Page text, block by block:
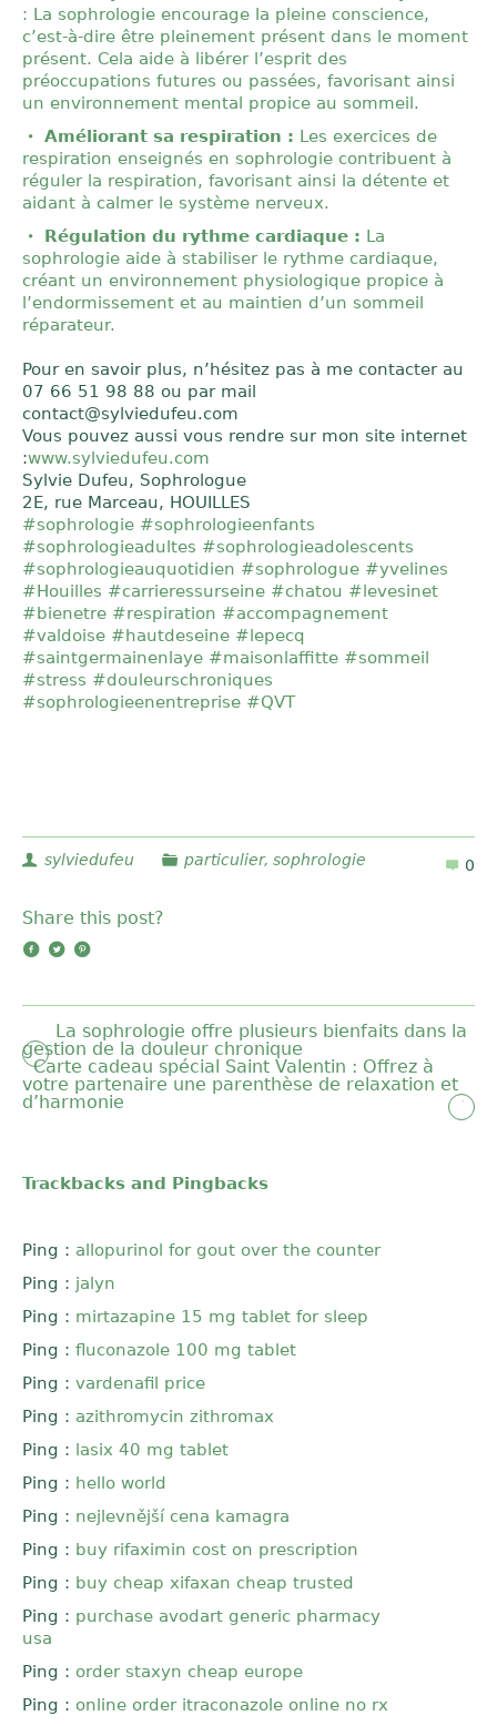
: La sophrologie encourage la pleine conscience,
c’est-à-dire être pleinement présent dans le moment
présent. Cela aide à libérer l’esprit des
préoccupations futures ou passées, favorisant ainsi
un environnement mental propice au sommeil.
Améliorant sa respiration : Les exercices de
respiration enseignés en sophrologie contribuent à
réguler la respiration, favorisant ainsi la détente et
aidant à calmer le système nerveux.
Régulation du rythme cardiaque : La
sophrologie aide à stabiliser le rythme cardiaque,
créant un environnement physiologique propice à
l’endormissement et au maintien d’un sommeil
réparateur.
Pour en savoir plus, n’hésitez pas à me contacter au
07 66 51 98 88 ou par mail
contact@sylviedufeu.com
Vous pouvez aussi vous rendre sur mon site internet
:www.sylviedufeu.com
Sylvie Dufeu, Sophrologue
2E, rue Marceau, HOUILLES
#sophrologie #sophrologieenfants
#sophrologieadultes #sophrologieadolescents
#sophrologieauquotidien #sophrologue #yvelines
#Houilles #carrieressurseine #chatou #levesinet
#bienetre #respiration #accompagnement
#valdoise #hautdeseine #lepecq
#saintgermainenlaye #maisonlaffitte #sommeil
#stress #douleurschroniques
#sophrologieenentreprise #QVT
0
sylviedufeu particulier, sophrologie
Share this post?
La sophrologie offre plusieurs bienfaits dans la
gestion de la douleur chronique
Carte cadeau spécial Saint Valentin : Offrez à
votre partenaire une parenthèse de relaxation et
d’harmonie
Trackbacks and Pingbacks
Ping : allopurinol for gout over the counter
Ping : jalyn
Ping : mirtazapine 15 mg tablet for sleep
Ping : fluconazole 100 mg tablet
Ping : vardenafil price
Ping : azithromycin zithromax
Ping : lasix 40 mg tablet
Ping : hello world
Ping : nejlevnější cena kamagra
Ping : buy rifaximin cost on prescription
Ping : buy cheap xifaxan cheap trusted
Ping : purchase avodart generic pharmacy
usa
Ping : order staxyn cheap europe
Ping : online order itraconazole online no rx